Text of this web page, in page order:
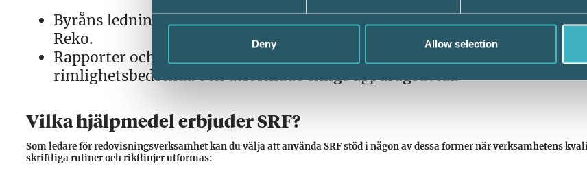
Deny Allow selection
Byråns ledning och alla medarbetare utför redovisningstjänsterna i
Reko.
Rapporter och annan information som lämnas till uppdragsgivare är
rimlighetsbedömda och utformade enligt uppdragsavtal.
Vilka hjälpmedel erbjuder SRF?
Som ledare för redovisningsverksamhet kan du välja att använda SRF stöd i någon av dessa former när verksamhetens
skriftliga rutiner och riktlinjer utformas: